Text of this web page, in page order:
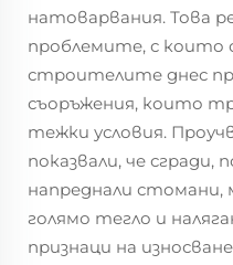
натоварвания. Това
проблемите, с които
строителите днес
съоръжения, които
тежки условия.
показвали, че сгради,
напреднали
голямо тегло и
признаци на